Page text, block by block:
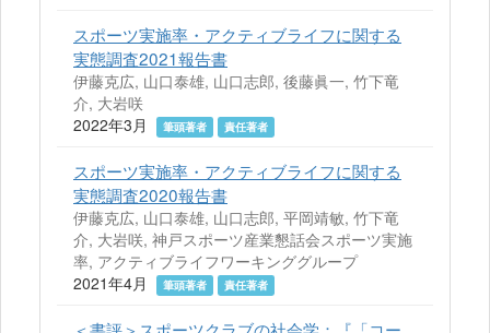
スポーツ実施率・アクティブライフに関する
実態調査2021報告書
伊藤克広, 山口泰雄, 山口志郎, 後藤眞一, 竹下竜
介, 大岩咲
2022年3月
筆頭著者 責任著者
スポーツ実施率・アクティブライフに関する
実態調査2020報告書
伊藤克広, 山口泰雄, 山口志郎, 平岡靖敏, 竹下竜
介, 大岩咲, 神戸スポーツ産業懇話会スポーツ実施
率, アクティブライフワーキンググループ
2021年4月
筆頭著者 責任著者